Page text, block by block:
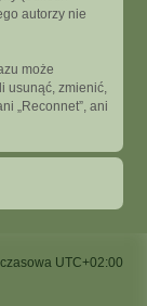
autorzy nie
może
usunąć, zmienić,
„Reconnet”, ani
UTC+02:00